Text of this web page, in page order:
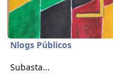
Nlogs Públicos
Subasta...